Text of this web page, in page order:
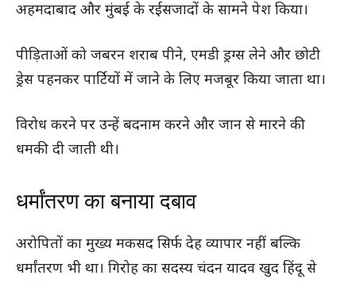
अहमदाबाद और मुंबई के रईसजादों के सामने पेश किया।
पीड़िताओं को जबरन शराब पीने, एमडी ड्रग्स लेने और छोटी
ड्रेस पहनकर पार्टियों में जाने के लिए मजबूर किया जाता था।
विरोध करने पर उन्हें बदनाम करने और जान से मारने की
धमकी दी जाती थी।
धर्मांतरण का बनाया दबाव
अरोपितों का मुख्य मकसद सिर्फ देह व्यापार नहीं बल्कि
धर्मांतरण भी था। गिरोह का सदस्य चंदन यादव खुद हिंदू से